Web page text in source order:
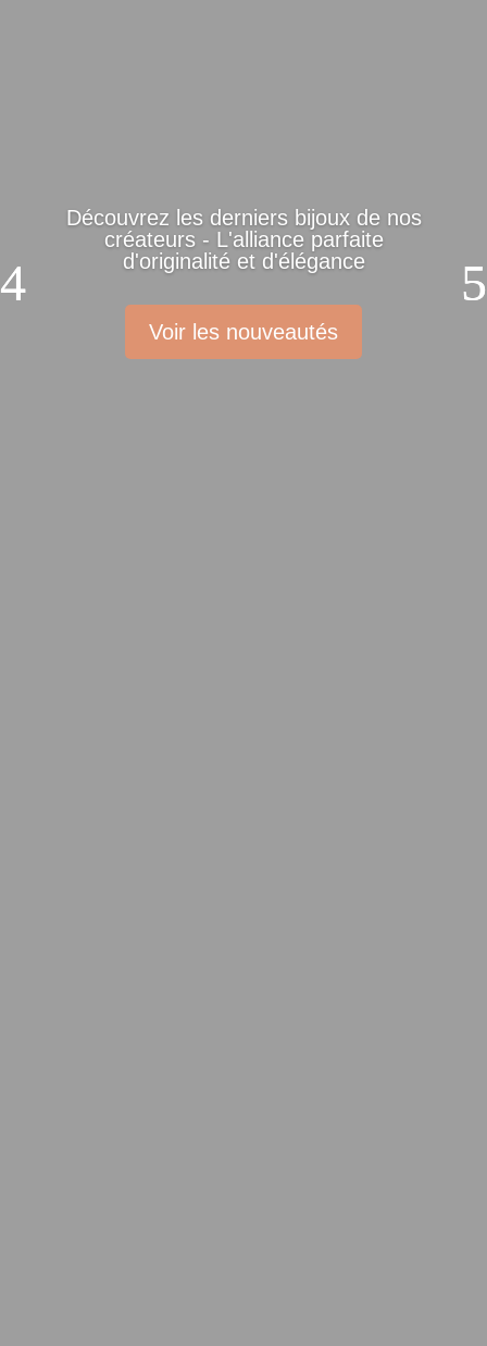
Découvrez les derniers bijoux de nos
créateurs - L'alliance parfaite
d'originalité et d'élégance
Voir les nouveautés